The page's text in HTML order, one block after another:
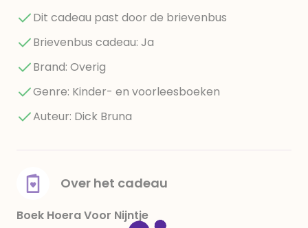
Dit cadeau past door de brievenbus
Brievenbus cadeau: Ja
Brand: Overig
Genre: Kinder- en voorleesboeken
Auteur: Dick Bruna
Over het cadeau
Boek Hoera Voor Nijntje